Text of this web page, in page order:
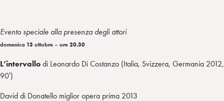
Evento speciale alla presenza degli attori
domenica 13 ottobre – ore 20.30
L’intervallo di Leonardo Di Costanzo (Italia, Svizzera, Germania 2012,
90′)
David di Donatello miglior opera prima 2013